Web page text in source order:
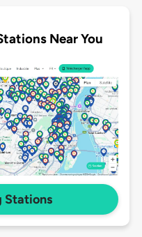
Near You
Stations